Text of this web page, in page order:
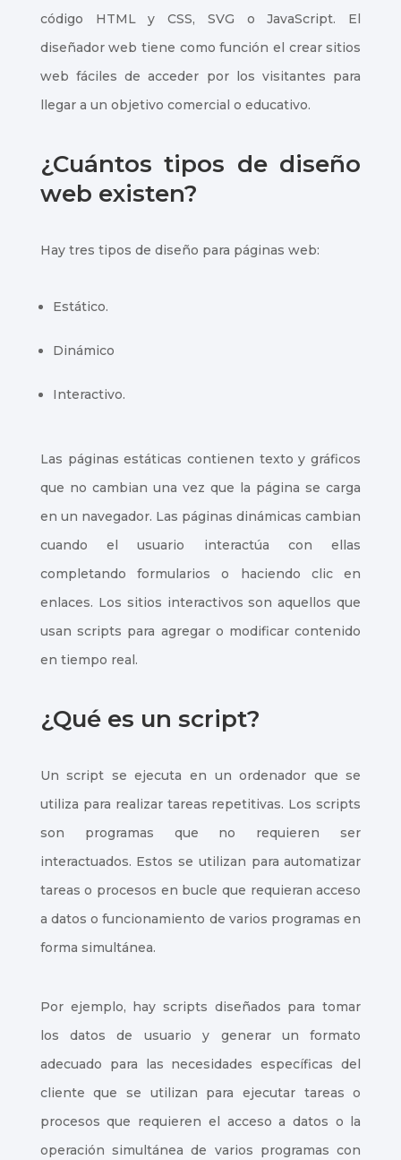
código HTML y CSS, SVG o JavaScript. El
diseñador web tiene como función el crear sitios
web fáciles de acceder por los visitantes para
llegar a un objetivo comercial o educativo.
¿Cuántos tipos de diseño
web existen?
Hay tres tipos de diseño para páginas web:
Estático.
Dinámico
Interactivo.
Las páginas estáticas contienen texto y gráficos
que no cambian una vez que la página se carga
en un navegador. Las páginas dinámicas cambian
cuando el usuario interactúa con ellas
completando formularios o haciendo clic en
enlaces. Los sitios interactivos son aquellos que
usan scripts para agregar o modificar contenido
en tiempo real.
¿Qué es un script?
Un script se ejecuta en un ordenador que se
utiliza para realizar tareas repetitivas. Los scripts
son programas que no requieren ser
interactuados. Estos se utilizan para automatizar
tareas o procesos en bucle que requieran acceso
a datos o funcionamiento de varios programas en
forma simultánea.
Por ejemplo, hay scripts diseñados para tomar
los datos de usuario y generar un formato
adecuado para las necesidades específicas del
cliente que se utilizan para ejecutar tareas o
procesos que requieren el acceso a datos o la
operación simultánea de varios programas con